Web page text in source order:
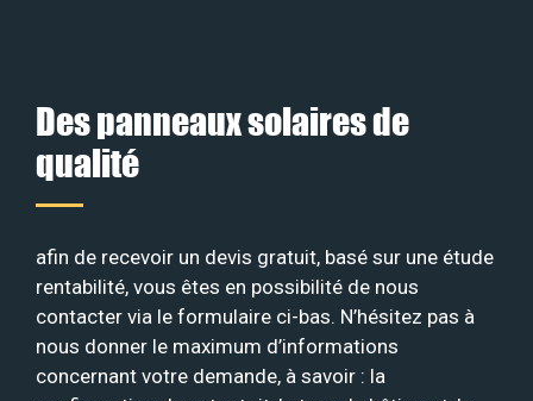
Des panneaux solaires de
qualité
afin de recevoir un devis gratuit, basé sur une étude
rentabilité, vous êtes en possibilité de nous
contacter via le formulaire ci-bas. N’hésitez pas à
nous donner le maximum d’informations
concernant votre demande, à savoir : la